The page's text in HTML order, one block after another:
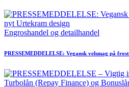
Engroshandel og detailhandel
PRESSEMEDDELELSE: Vegansk velsmag på